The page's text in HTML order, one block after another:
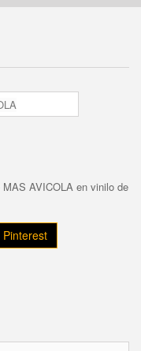
AVICOLA en vinilo de
Pinterest